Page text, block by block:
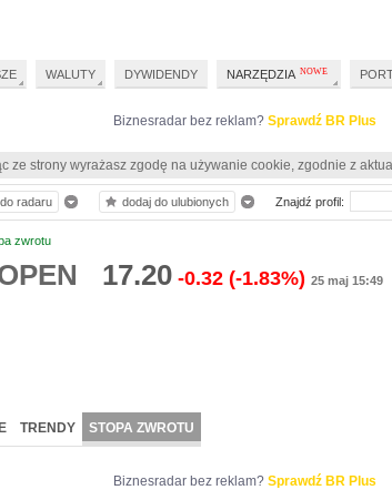
Biznesradar bez reklam? Sprawdź BR Plus
ze strony wyrażasz zgodę na używanie cookie, zgodnie z
zwrotu
17.20 -0.32 (-1.83%) 25 maj 15:49
TRENDY STOPA ZWROTU
Biznesradar bez reklam? Sprawdź BR Plus
do radaru dodaj do ulubionych Znajdź profil:
WALUTY DYWIDENDY NARZĘDZIA